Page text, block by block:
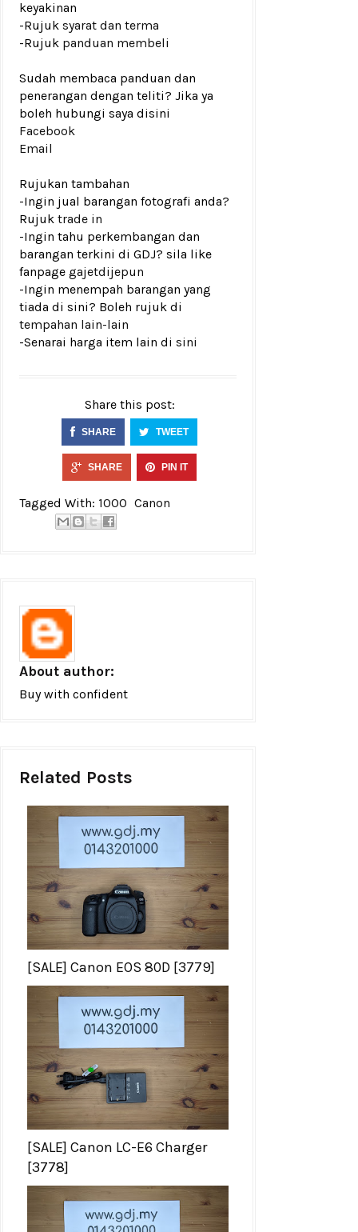
keyakinan
-Rujuk syarat dan terma
-Rujuk panduan membeli
Sudah membaca panduan dan
penerangan dengan teliti? Jika ya
boleh hubungi saya disini
Facebook
Email
Rujukan tambahan
-Ingin jual barangan fotografi anda?
Rujuk trade in
-Ingin tahu perkembangan dan
barangan terkini di GDJ? sila like
fanpage gajetdijepun
-Ingin menempah barangan yang
tiada di sini? Boleh rujuk di
tempahan lain-lain
-Senarai harga item lain di sini
Share this post:
SHARE TWEET
SHARE PIN IT
Tagged With: 1000 Canon
About author:
Buy with confident
Related Posts
[SALE] Canon EOS 80D [3779]
[SALE] Canon LC-E6 Charger
[3778]